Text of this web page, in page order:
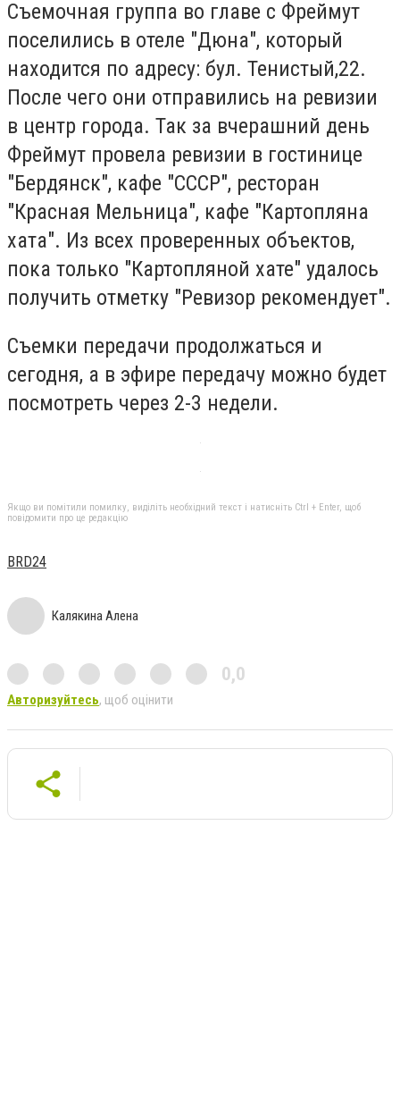
Съемочная группа во главе с Фреймут
поселились в отеле "Дюна", который
находится по адресу: бул. Тенистый,22.
После чего они отправились на ревизии
в центр города. Так за вчерашний день
Фреймут провела ревизии в гостинице
"Бердянск", кафе "СССР", ресторан
"Красная Мельница", кафе "Картопляна
хата". Из всех проверенных объектов,
пока только "Картопляной хате" удалось
получить отметку "Ревизор рекомендует".
Съемки передачи продолжаться и
сегодня, а в эфире передачу можно будет
посмотреть через 2-3 недели.
Якщо ви помітили помилку, виділіть необхідний текст і натисніть Ctrl + Enter, щоб
повідомити про це редакцію
ВRD24
Калякина Алена
0,0
Авторизуйтесь, щоб оцінити